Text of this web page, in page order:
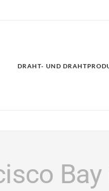
DRAHT- UND